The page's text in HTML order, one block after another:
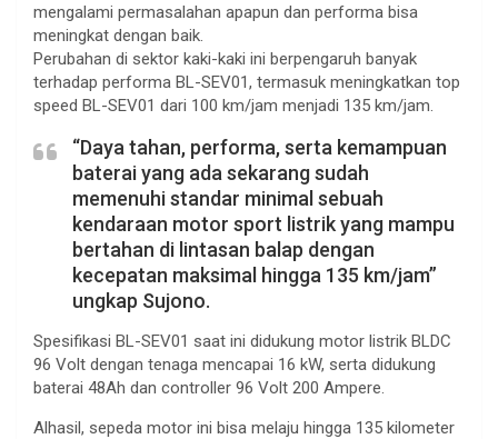
mengalami permasalahan apapun dan performa bisa
meningkat dengan baik.
Perubahan di sektor kaki-kaki ini berpengaruh banyak
terhadap performa BL-SEV01, termasuk meningkatkan top
speed BL-SEV01 dari 100 km/jam menjadi 135 km/jam.
“Daya tahan, performa, serta kemampuan
baterai yang ada sekarang sudah
memenuhi standar minimal sebuah
kendaraan motor sport listrik yang mampu
bertahan di lintasan balap dengan
kecepatan maksimal hingga 135 km/jam”
ungkap Sujono.
Spesifikasi BL-SEV01 saat ini didukung motor listrik BLDC
96 Volt dengan tenaga mencapai 16 kW, serta didukung
baterai 48Ah dan controller 96 Volt 200 Ampere.
Alhasil, sepeda motor ini bisa melaju hingga 135 kilometer